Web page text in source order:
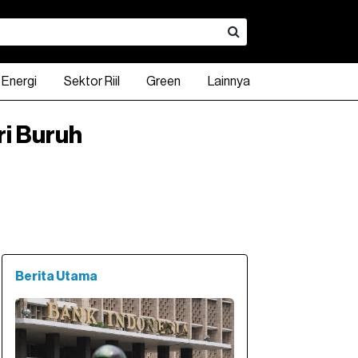
Energi Sektor Riil Green Lainnya
Buruh
Berita Utama